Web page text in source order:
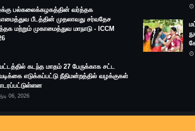
பல்கலைக்கழகத்தின் வர்த்தக
பீடத்தின் முதலாவது சர்வதேச
மற்றும் முகாமைத்துவ மாநாடு - ICCM
கடந்த மாதம் 27 பேருக்காக சட்ட
எடுக்கப்பட்டு நீதிமன்றத்தில் வழக்குகள்
06, 2026